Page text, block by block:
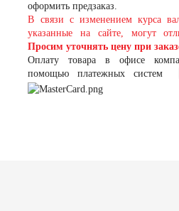
оформить предзаказ.
В связи с изменением курса
указанные на сайте, могут
Просим уточнять цену при
Оплату товара в офисе
помощью платежных систем